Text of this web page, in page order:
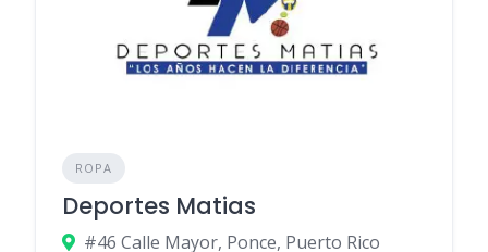
ROPA
Deportes Matias
#46 Calle Mayor, Ponce, Puerto Rico